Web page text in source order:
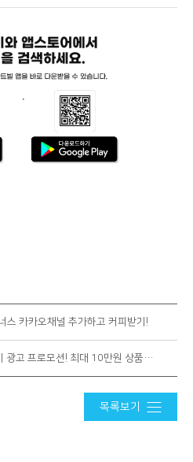
스 카카오채널 추가하고 커피받기!
스마트빌 1분기 광고 프로모션! 최대 10만원 상품권 받아가세요!
목록보기